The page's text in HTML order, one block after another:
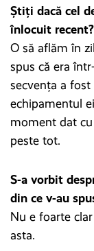
Știți dacă cel
înlocuit recent?
O să aflăm în
spus că era
secvența a
echipamentul
moment dat
peste tot.
S-a vorbit
din ce v-au
Nu e foarte
asta.